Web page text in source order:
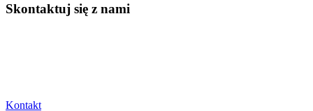
Skontaktuj się z nami
Kontakt